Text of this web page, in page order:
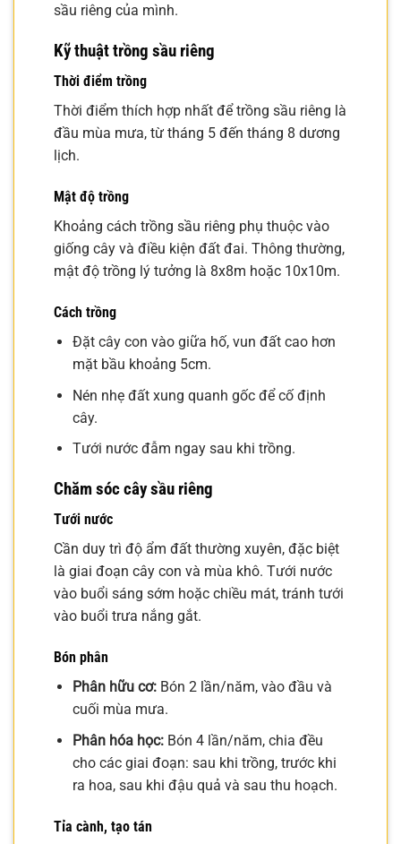
sầu riêng của mình.
Kỹ thuật trồng sầu riêng
Thời điểm trồng
Thời điểm thích hợp nhất để trồng sầu riêng là
đầu mùa mưa, từ tháng 5 đến tháng 8 dương
lịch.
Mật độ trồng
Khoảng cách trồng sầu riêng phụ thuộc vào
giống cây và điều kiện đất đai. Thông thường,
mật độ trồng lý tưởng là 8x8m hoặc 10x10m.
Cách trồng
Đặt cây con vào giữa hố, vun đất cao hơn
mặt bầu khoảng 5cm.
Nén nhẹ đất xung quanh gốc để cố định
cây.
Tưới nước đẫm ngay sau khi trồng.
Chăm sóc cây sầu riêng
Tưới nước
Cần duy trì độ ẩm đất thường xuyên, đặc biệt
là giai đoạn cây con và mùa khô. Tưới nước
vào buổi sáng sớm hoặc chiều mát, tránh tưới
vào buổi trưa nắng gắt.
Bón phân
Phân hữu cơ:Bón 2 lần/năm, vào đầu và
cuối mùa mưa.
Phân hóa học:Bón 4 lần/năm, chia đều
cho các giai đoạn: sau khi trồng, trước khi
ra hoa, sau khi đậu quả và sau thu hoạch.
Tỉa cành, tạo tán